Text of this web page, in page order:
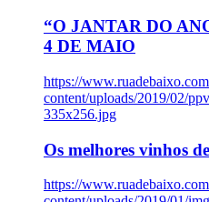
“O JANTAR DO
4 DE MAIO
https://
content/uploads/2019/02/
335x256.jpg
Os melhores vinhos
https://